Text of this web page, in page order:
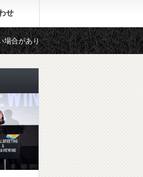
せ
新コンテンツのページ更新が制限されて